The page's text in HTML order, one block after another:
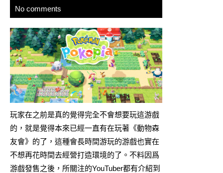
No comments
玩家在之前是真的覺得完全不會想要玩這游戲
的，就是覺得本來已經一直有在玩著《動物森
友會》的了，這種會長時間游玩的游戲也實在
不想再花時間去經營打造環境的了。不料因爲
游戲發售之後，所關注的YouTuber都有介紹到